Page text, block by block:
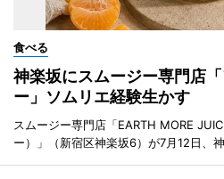
食べる
神楽坂にスムージー専門店
ー」ソムリエ経験生かす
スムージー専門店「EARTH MORE
ー）」（新宿区神楽坂6）が7月12日、